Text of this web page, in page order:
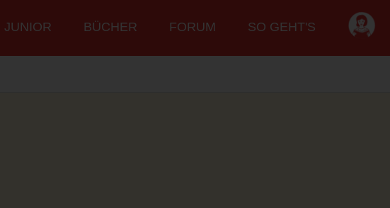
JUNIOR BÜCHER FORUM SO GEHT'S